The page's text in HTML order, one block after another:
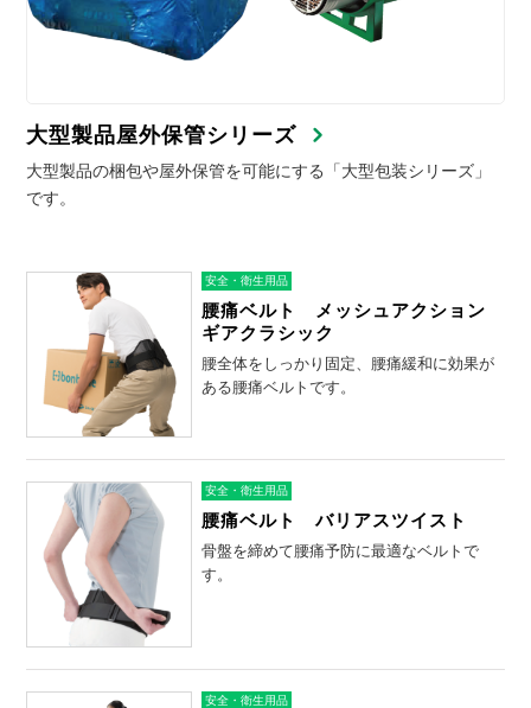
大型製品屋外保管シリーズ
大型製品の梱包や屋外保管を可能にする「大型包装シリーズ」
です。
安全・衛生用品
腰痛ベルト メッシュアクション
ギアクラシック
腰全体をしっかり固定、腰痛緩和に効果が
ある腰痛ベルトです。
安全・衛生用品
腰痛ベルト バリアスツイスト
骨盤を締めて腰痛予防に最適なベルトで
す。
安全・衛生用品